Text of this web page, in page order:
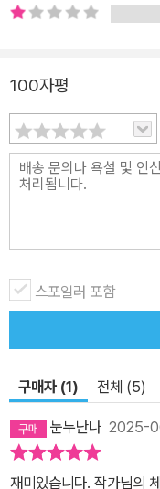
까 내용은 간단히, 제목에
곧고 당당한 캐릭터다. 지
세계에서의 태도가 바로
뜩 주눅 들어 게시판에 고
개된 글이고, 당연히 사
는다. 익명이기 때문에
다른 의견이 있을 수 있
는 걸 이해한다. 그건 학
자애들이 무슨 잘못인가
리가 있다.” 다시 말해서
됐을 때에도, 모여 앉아
저 자리에 낄 수 없다.’고
하거나 부정하지 않는다.
데기 속에 몸을 숨기는
100자평
스포일러 포함
구매자 (1) 전체 (5)
눈누난나 2025-
재미있습니다. 작가님의